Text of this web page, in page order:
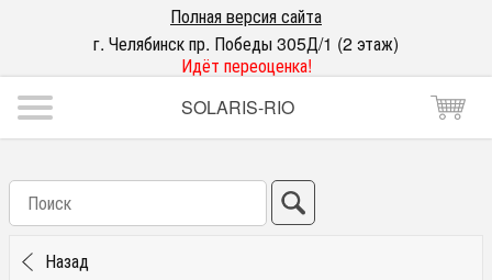
Полная версия сайта
г. Челябинск пр. Победы 305Д/1 (2 этаж)
Идёт переоценка!
SOLARIS-RIO
Назад